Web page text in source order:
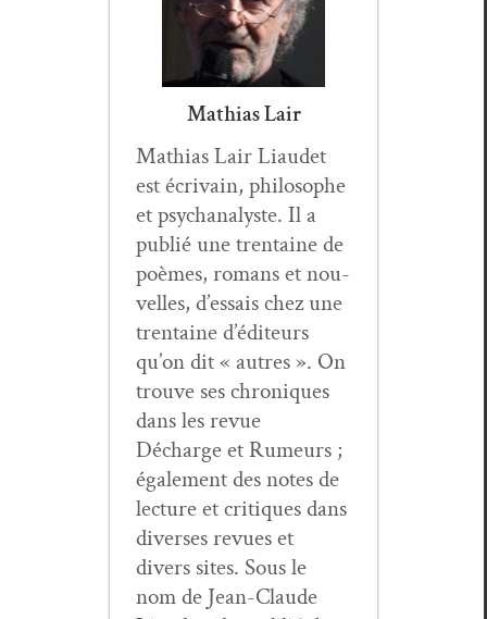
Mathias Lair
Math­ias Lair Liaudet
est écrivain, philosophe
et psy­ch­an­a­lyste. Il a
pub­lié une trentaine de
poèmes, romans et nou­
velles, d’essais chez une
trentaine d’éditeurs
qu’on dit « autres ». On
trou­ve ses chroniques
dans les revue
Décharge et Rumeurs ;
égale­ment des notes de
lec­ture et cri­tiques dans
divers­es revues et
divers sites. Sous le
nom de Jean-Claude